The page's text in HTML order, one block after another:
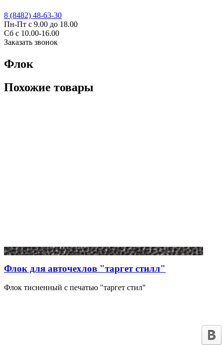
8 (8482) 48-63-30
Пн-Пт с 9.00 до 18.00
Сб с 10.00-16.00
Заказать звонок
Флок
Похожие товары
Флок для авточехлов "таргет стилл"
Флок тисненный с печатью "таргет стил"